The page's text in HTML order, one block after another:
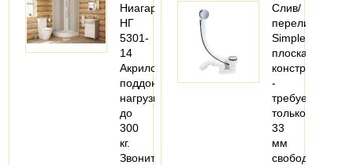
Ниагара
НГ
5301-
14
Акриловый
поддон
нагрузка
до
300
кг.
Звоните
Слив/
перелив
Simplex
плоская
конструкция
-
требуется
только
33
мм
свободного